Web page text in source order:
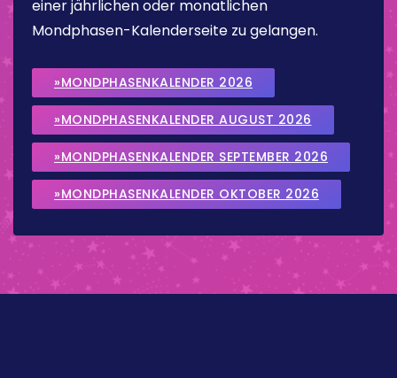
einer jährlichen oder monatlichen
Mondphasen-Kalenderseite zu gelangen.
»MONDPHASENKALENDER 2026
»MONDPHASENKALENDER AUGUST 2026
»MONDPHASENKALENDER SEPTEMBER 2026
»MONDPHASENKALENDER OKTOBER 2026